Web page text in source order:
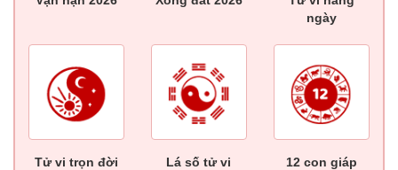
ngày
Tử vi trọn đời Lá số tử vi 12 con giáp